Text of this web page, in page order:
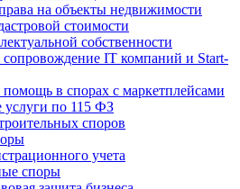
на объекты недвижимости
стоимости
собственности
IT компаний и Start-
в спорах с маркетплейсами
по 115 ФЗ
споров
учета
споры